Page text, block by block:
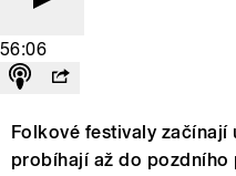
56:06
Folkové festivaly začínají
probíhají až do pozdního